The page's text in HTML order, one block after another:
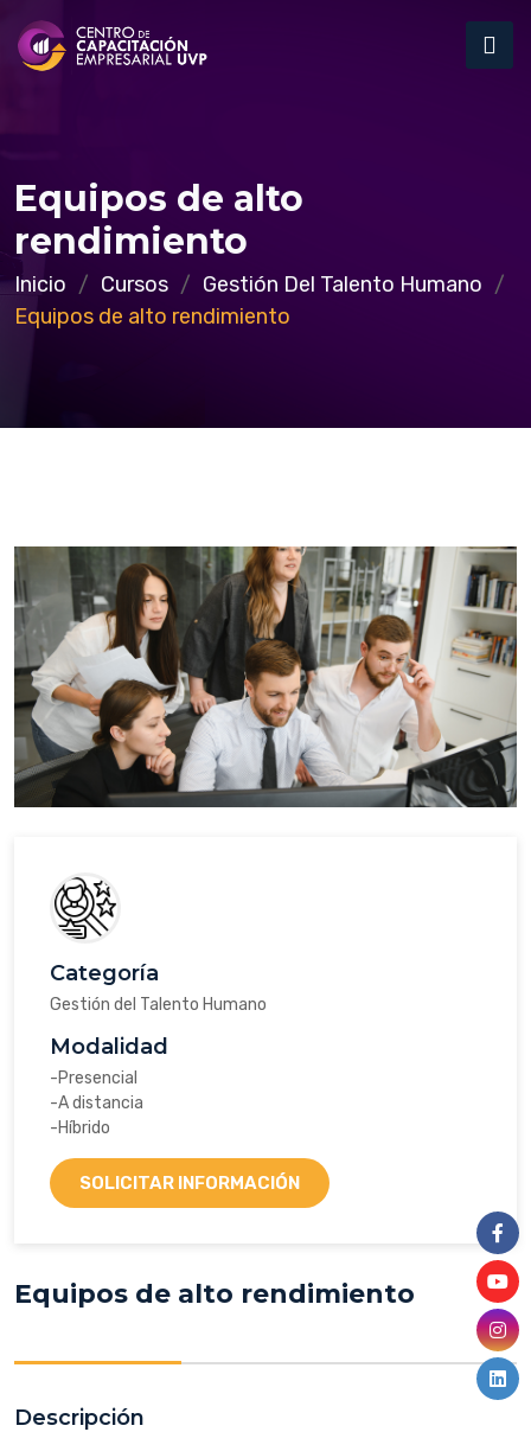
Equipos de alto
rendimiento
Inicio Cursos
Gestión Del Talento Humano
Equipos de alto rendimiento
Categoría
Gestión del Talento Humano
Modalidad
-Presencial
-A distancia
-Híbrido
SOLICITAR INFORMACIÓN
Equipos de alto rendimiento
Descripción